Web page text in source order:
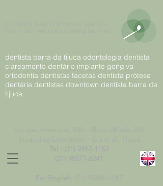
dentista barra da tijuca odontologia dentista
clareamento dentário implante gengiva
ortodontia dentistas facetas dentista prótese
dentária dentistas downtown dentista barra da
tijuca